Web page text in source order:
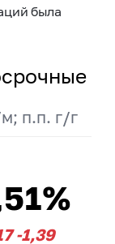
была
п.п. г/г
-1,39